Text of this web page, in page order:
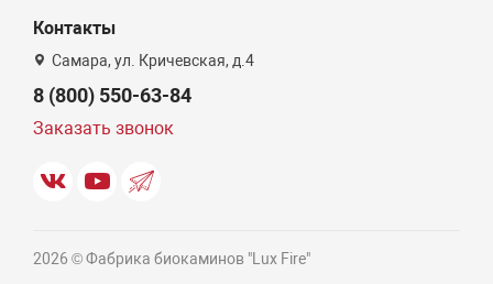
Контакты
Самара, ул. Кричевская, д.4
8 (800) 550-63-84
Заказать звонок
2026 © Фабрика биокаминов "Lux Fire"